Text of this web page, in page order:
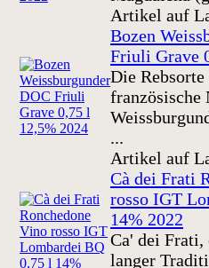
Artikel auf
Bozen
Friuli Grave
Die
französische
...
Artikel auf
Cà dei Frati
rosso IGT
14% 2022
Ca' dei
langer